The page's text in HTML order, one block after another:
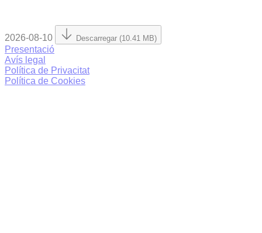
2026-08-10 Descarregar (10.41 MB)
Presentació
Avís legal
Política de Privacitat
Política de Cookies